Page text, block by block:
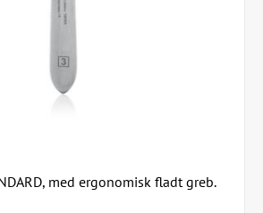
med ergonomisk fladt greb.